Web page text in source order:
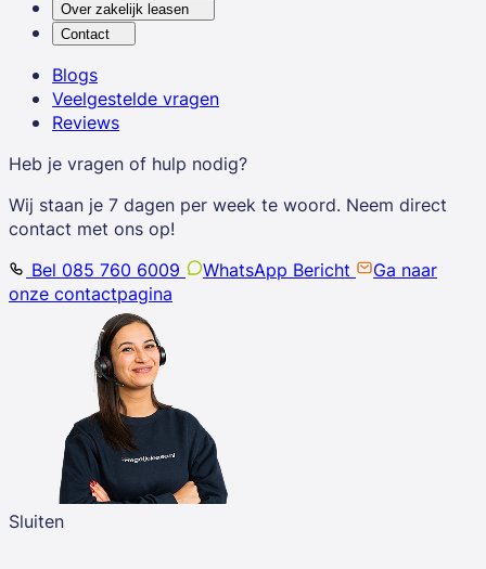
Over zakelijk leasen
Contact
Blogs
Veelgestelde vragen
Reviews
Heb je vragen of hulp nodig?
Wij staan je 7 dagen per week te woord. Neem direct
contact met ons op!
Bel 085 760 6009
WhatsApp Bericht
Ga naar
onze contactpagina
Sluiten